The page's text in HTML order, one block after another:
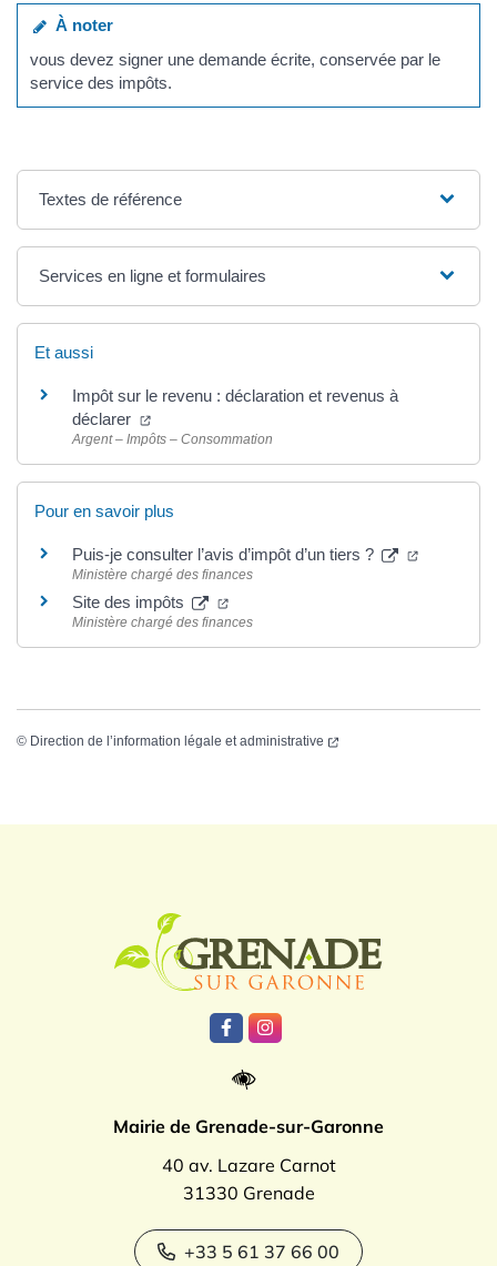
À noter
vous devez signer une demande écrite, conservée par le
service des impôts.
Textes de référence
Services en ligne et formulaires
Et aussi
Impôt sur le revenu : déclaration et revenus à
déclarer
Argent – Impôts – Consommation
Pour en savoir plus
Puis-je consulter l’avis d’impôt d’un tiers ?
Ministère chargé des finances
Site des impôts
Ministère chargé des finances
© Direction de l’information légale et administrative
Lien vers le compte Facebook
Lien vers le compte
Mairie de Grenade-sur-Garonne
40 av. Lazare Carnot
31330 Grenade
+33 5 61 37 66 00